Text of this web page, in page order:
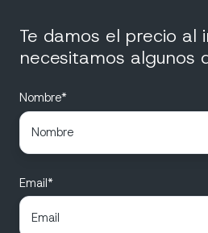
Te damos el precio al
necesitamos algunos
Nombre*
Email*